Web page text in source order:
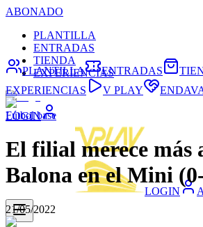
ABONADO
PLANTILLA
ENTRADAS
TIENDA
EXPERIENCIAS
LOGIN
LOGIN
PLANTILLA ENTRADAS
EXPERIENCIAS
V PLAY
Fútbol base
El filial merece más
Balona en el Mini
21/05/2022